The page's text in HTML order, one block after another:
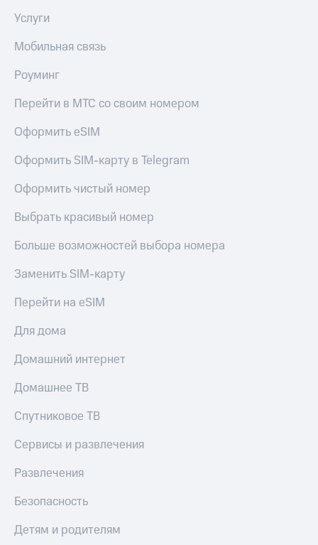
Услуги
Мобильная связь
Роуминг
Перейти в МТС со своим номером
Оформить eSIM
Оформить SIM-карту в Telegram
Оформить чистый номер
Выбрать красивый номер
Больше возможностей выбора номера
Заменить SIM-карту
Перейти на eSIM
Для дома
Домашний интернет
Домашнее ТВ
Спутниковое ТВ
Сервисы и развлечения
Развлечения
Безопасность
Детям и родителям